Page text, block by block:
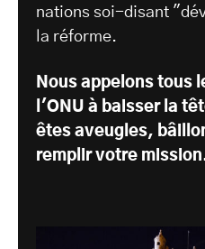
nations soi-disant
la réforme.
Nous appelons tous
l'ONU à baisser la
êtes aveugles,
remplir votre